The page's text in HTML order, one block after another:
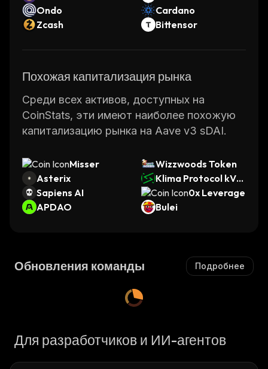
Ondo
Cardano
Zcash
Bittensor
Похожая капитализация рынка
Среди всех активов, доступных на
CoinStats, эти имеют наиболее похожую
капитализацию рынка на Aave v3 sDAI.
Misser
Wizzwoods Token
Asterix
Klima Protocol kVC
M
Sapiens AI
0x Leverage
APDAO
Bulei
Обновления команды Подробнее
Для разработчиков и ИИ-агентов